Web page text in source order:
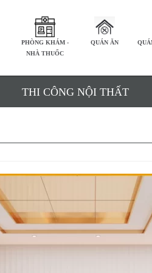
PHÒNG KHÁM -
NHÀ THUỐC
QUÁN ĂN
THI CÔNG NỘI THẤT